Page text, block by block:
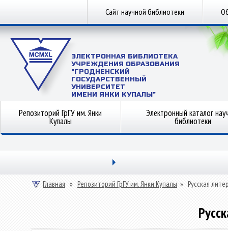
Сайт научной библиотеки
ЭЛЕКТРОННАЯ БИБЛИОТЕКА
УЧРЕЖДЕНИЯ ОБРАЗОВАНИЯ
"ГРОДНЕНСКИЙ
ГОСУДАРСТВЕННЫЙ
УНИВЕРСИТЕТ
ИМЕНИ ЯНКИ КУПАЛЫ"
Репозиторий ГрГУ им. Янки
Купалы
Электронный каталог
библиотеки
Главная » Репозиторий ГрГУ им. Янки Купалы » Русская